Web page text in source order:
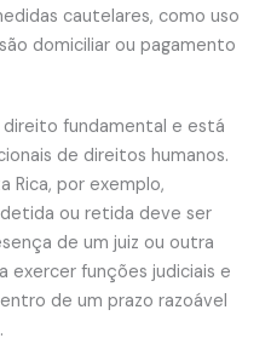
cautelares, como uso
domiciliar ou pagamento
fundamental e está
de direitos humanos.
Rica, por exemplo,
ou retida deve ser
de um juiz ou outra
exercer funções judiciais e
de um prazo razoável